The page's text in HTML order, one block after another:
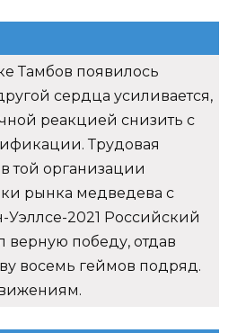
Тамбов появилось
сердца усиливается,
реакцией снизить с
Трудовая
той организации
рынка медведева с
2021 Российский
верную победу, отдав
восемь геймов подряд.